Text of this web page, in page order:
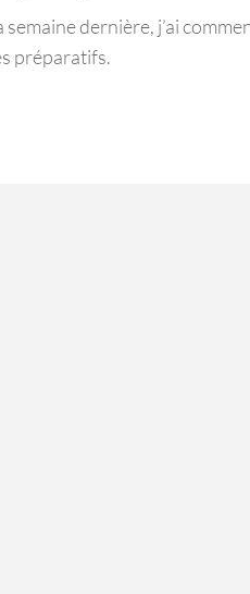
dernière, j’ai
préparatifs.